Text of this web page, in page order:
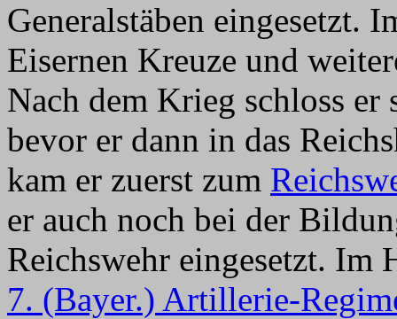
Generalstäben eingesetzt.
Eisernen Kreuze und
Nach dem Krieg schloss er
bevor er dann in das
kam er zuerst zum
er auch noch bei der
Reichswehr eingesetzt. Im
7. (Bayer.) Artillerie-